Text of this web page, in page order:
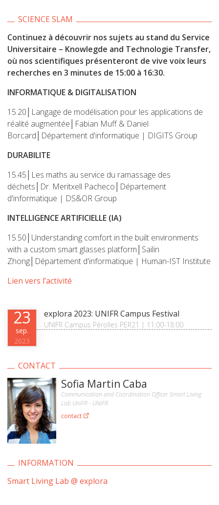
SCIENCE SLAM
Continuez à découvrir nos sujets au stand du Service
Universitaire – Knowlegde and Technologie Transfer,
où nos scientifiques présenteront de vive voix leurs
recherches en 3 minutes de 15:00 à 16:30.
INFORMATIQUE & DIGITALISATION
15.20│Langage de modélisation pour les applications de
réalité augmentée│Fabian Muff & Daniel
Borcard│Département d'informatique | DIGITS Group
DURABILITE
15.45│Les maths au service du ramassage des
déchets│Dr. Meritxell Pacheco│Département
d'informatique | DS&OR Group
INTELLIGENCE ARTIFICIELLE (IA)
15.50│Understanding comfort in the built environments
with a custom smart glasses platform│Sailin
Zhong│Département d'informatique | Human-IST Institute
Lien vers l’activité
explora 2023: UNIFR Campus Festival
UNIFR Campus Pérolles PER21 | 11:00-18:00
23
sep.
2023
CONTACT
Sofia Martin Caba
Communication and Coordination Officer Smart Living
Lab UniFR - UNIFR
contact
INFORMATION
Smart Living Lab @ explora